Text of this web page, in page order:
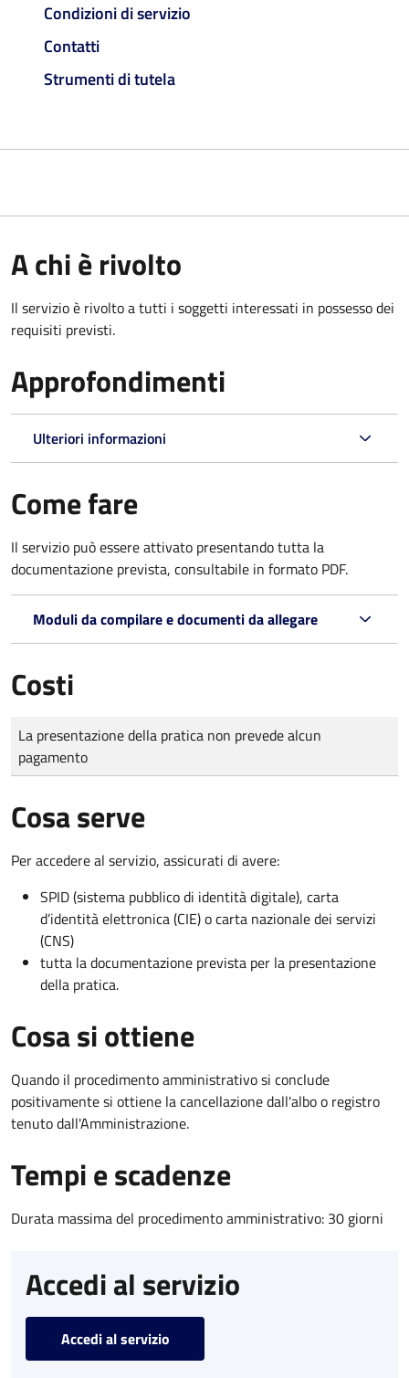
Condizioni di servizio
Contatti
Strumenti di tutela
A chi è rivolto
Il servizio è rivolto a tutti i soggetti interessati in possesso dei
requisiti previsti.
Approfondimenti
Ulteriori informazioni
Come fare
Il servizio può essere attivato presentando tutta la
documentazione prevista, consultabile in formato PDF.
Moduli da compilare e documenti da allegare
Costi
Tipo di pagamento
Importo
La presentazione della pratica non prevede alcun
pagamento
Cosa serve
Per accedere al servizio, assicurati di avere:
SPID (sistema pubblico di identità digitale), carta
d’identità elettronica (CIE) o carta nazionale dei servizi
(CNS)
tutta la documentazione prevista per la presentazione
della pratica.
Cosa si ottiene
Quando il procedimento amministrativo si conclude
positivamente si ottiene la cancellazione dall'albo o registro
tenuto dall'Amministrazione.
Tempi e scadenze
Durata massima del procedimento amministrativo: 30 giorni
Accedi al servizio
Accedi al servizio